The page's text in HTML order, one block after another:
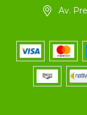
Av.